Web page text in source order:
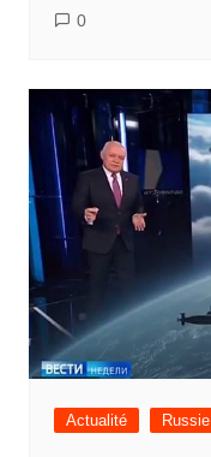
0
Actualité Russie